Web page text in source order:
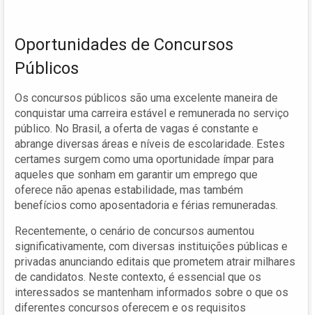
Oportunidades de Concursos
Públicos
Os concursos públicos são uma excelente maneira de
conquistar uma carreira estável e remunerada no serviço
público. No Brasil, a oferta de vagas é constante e
abrange diversas áreas e níveis de escolaridade. Estes
certames surgem como uma oportunidade ímpar para
aqueles que sonham em garantir um emprego que
oferece não apenas estabilidade, mas também
benefícios como aposentadoria e férias remuneradas.
Recentemente, o cenário de concursos aumentou
significativamente, com diversas instituições públicas e
privadas anunciando editais que prometem atrair milhares
de candidatos. Neste contexto, é essencial que os
interessados se mantenham informados sobre o que os
diferentes concursos oferecem e os requisitos